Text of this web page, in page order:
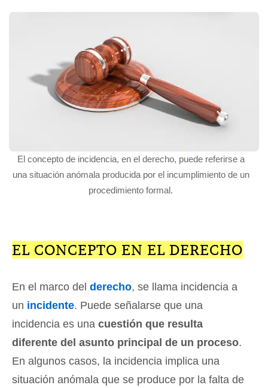
El concepto de incidencia, en el derecho, puede referirse a
una situación anómala producida por el incumplimiento de un
procedimiento formal.
EL CONCEPTO EN EL DERECHO
En el marco del derecho, se llama incidencia a
un incidente. Puede señalarse que una
incidencia es una cuestión que resulta
diferente del asunto principal de un proceso.
En algunos casos, la incidencia implica una
situación anómala que se produce por la falta de